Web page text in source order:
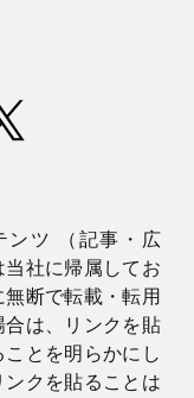
ンツ （記事・広
社に帰属してお
断で転載・転用
は、リンクを貼
とを明らかにし
クを貼ることは